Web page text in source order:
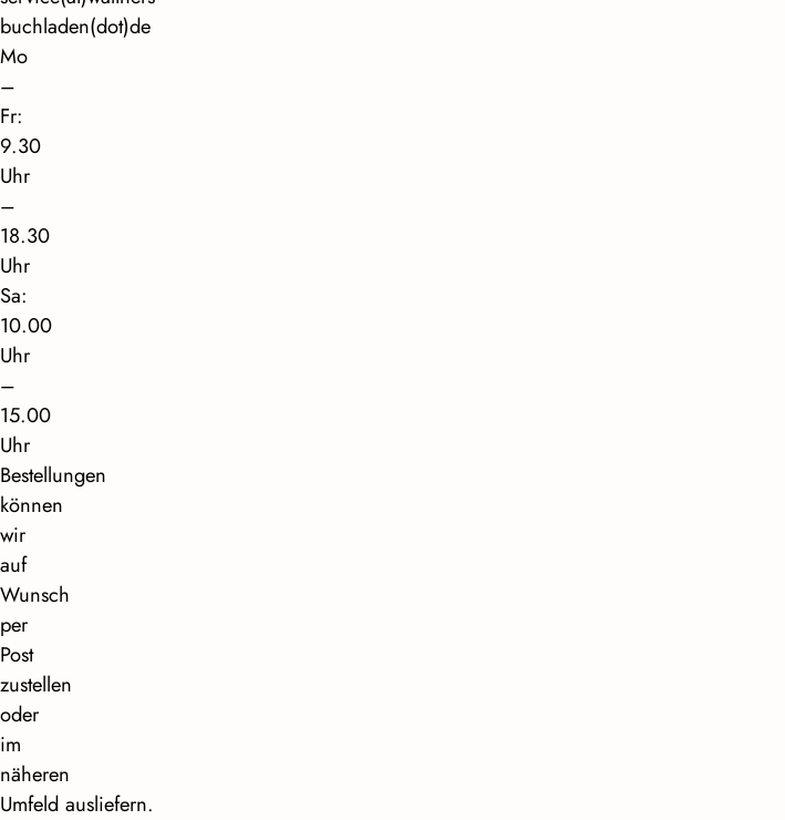
buchladen(dot)de
Mo
–
Fr:
9.30
Uhr
–
18.30
Uhr
Sa:
10.00
Uhr
–
15.00
Uhr
Bestellungen
können
wir
auf
Wunsch
per
Post
zustellen
oder
im
näheren
Umfeld ausliefern.